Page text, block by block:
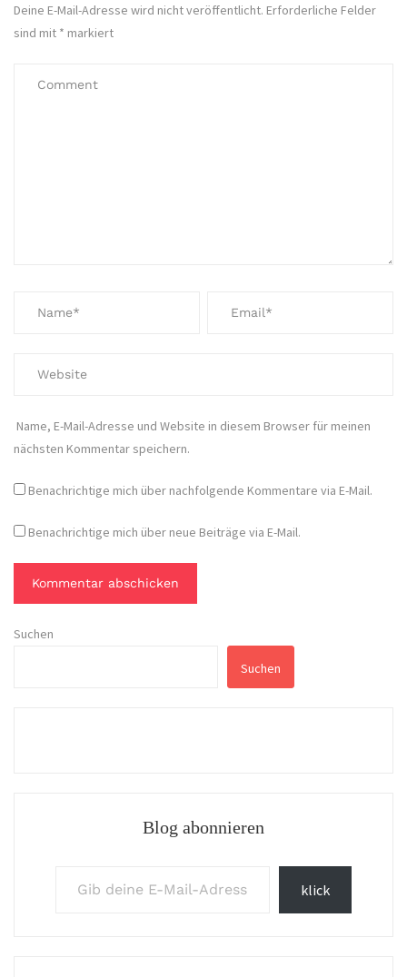
Deine E-Mail-Adresse wird nicht veröffentlicht. Erforderliche Felder
sind mit * markiert
Name, E-Mail-Adresse und Website in diesem Browser für meinen
nächsten Kommentar speichern.
Benachrichtige mich über nachfolgende Kommentare via E-Mail.
Benachrichtige mich über neue Beiträge via E-Mail.
Suchen
Suchen
Blog abonnieren
klick